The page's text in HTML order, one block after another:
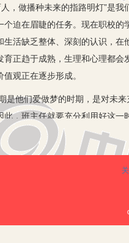
做播种未来的指路明灯”是我
个迫在眉睫的任务。现在职校
生活缺乏整体、深刻的认识，
育正趋于成熟，生理和心理都
观正在逐步形成。
们爱做梦的时期，是对未来
此，班主任就要充分利用好这一
和影响学生，我们的形象不仅
育学生。同时，开好班会也是
做好学生学习、生活的管理者
，不至于在迷茫中空耗了美好
龄大多十几岁，这一阶段是
心，这直接关系到班主任班级